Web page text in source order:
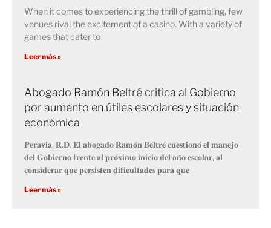
When it comes to experiencing the thrill of gambling, few
venues rival the excitement of a casino. With a variety of
games that cater to
Leer más »
Abogado Ramón Beltré critica al Gobierno
por aumento en útiles escolares y situación
económica
𝐏𝐞𝐫𝐚𝐯𝐢𝐚, 𝐑.𝐃. 𝐄𝐥 𝐚𝐛𝐨𝐠𝐚𝐝𝐨 𝐑𝐚𝐦𝐨́𝐧 𝐁𝐞𝐥𝐭𝐫𝐞́ 𝐜𝐮𝐞𝐬𝐭𝐢𝐨𝐧𝐨́ 𝐞𝐥 𝐦𝐚𝐧𝐞𝐣𝐨
𝐝𝐞𝐥 𝐆𝐨𝐛𝐢𝐞𝐫𝐧𝐨 𝐟𝐫𝐞𝐧𝐭𝐞 𝐚𝐥 𝐩𝐫𝐨́𝐱𝐢𝐦𝐨 𝐢𝐧𝐢𝐜𝐢𝐨 𝐝𝐞𝐥 𝐚𝐧̃𝐨 𝐞𝐬𝐜𝐨𝐥𝐚𝐫, 𝐚𝐥
𝐜𝐨𝐧𝐬𝐢𝐝𝐞𝐫𝐚𝐫 𝐪𝐮𝐞 𝐩𝐞𝐫𝐬𝐢𝐬𝐭𝐞𝐧 𝐝𝐢𝐟𝐢𝐜𝐮𝐥𝐭𝐚𝐝𝐞𝐬 𝐩𝐚𝐫𝐚 𝐪𝐮𝐞
Leer más »